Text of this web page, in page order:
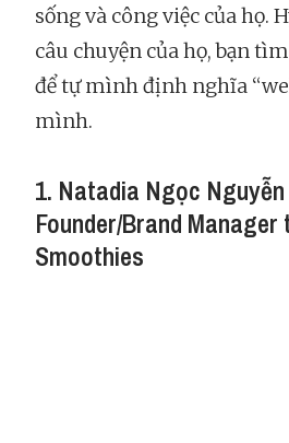
sống và công việc của họ.
câu chuyện của họ, bạn
để tự mình định nghĩa
mình.
1. Natadia Ngọc
Founder/Brand Manager
Smoothies